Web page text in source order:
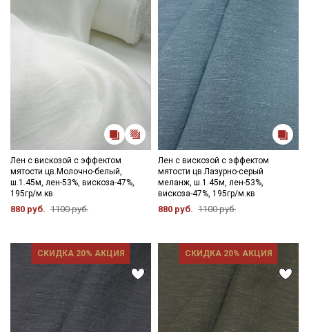
Лен с вискозой с эффектом
мятости цв.Молочно-белый,
ш.1.45м, лен-53%, вискоза-47%,
195гр/м.кв
880 руб. 1100 руб.
Лен с вискозой с эффектом
мятости цв.Лазурно-серый
меланж, ш.1.45м, лен-53%,
вискоза-47%, 195гр/м.кв
880 руб. 1100 руб.
СКИДКА 20% АКЦИЯ СКИДКА 20% АКЦИЯ
Согласие на получение рекламных и
информационных рассылок